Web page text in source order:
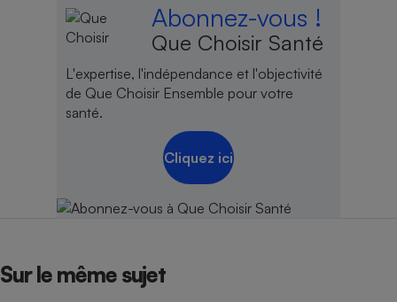
Abonnez-vous !
Que Choisir Santé
L'expertise, l'indépendance et l'objectivité
de Que Choisir Ensemble pour votre
santé.
Cliquez ici
Sur le même sujet